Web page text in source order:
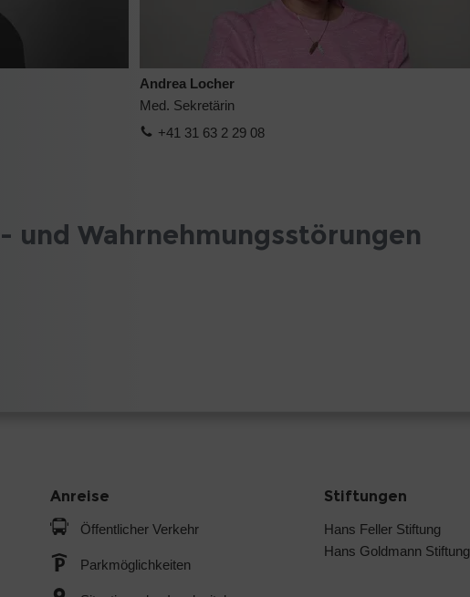
Andrea Locher
Med. Sekretärin
+41 31 63 2 29 08
und Wahrnehmungsstörungen
Anreise
Öffentlicher Verkehr
Parkmöglichkeiten
Stiftungen
Hans Feller Stiftung
Hans Goldmann Stiftung